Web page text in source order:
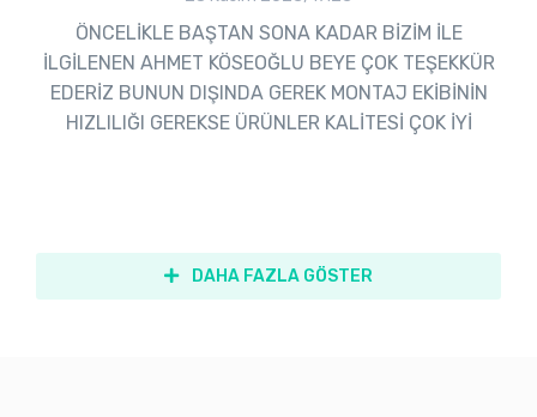
ÖNCELİKLE BAŞTAN SONA KADAR BİZİM İLE
İLGİLENEN AHMET KÖSEOĞLU BEYE ÇOK TEŞEKKÜR
EDERİZ BUNUN DIŞINDA GEREK MONTAJ EKİBİNİN
HIZLILIĞI GEREKSE ÜRÜNLER KALİTESİ ÇOK İYİ
DAHA FAZLA GÖSTER